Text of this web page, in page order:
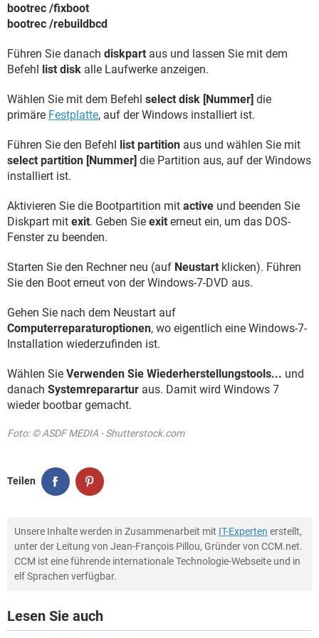
bootrec /fixboot
bootrec /rebuildbcd
Führen Sie danach diskpart aus und lassen Sie mit dem
Befehl list disk alle Laufwerke anzeigen.
Wählen Sie mit dem Befehl select disk [Nummer] die
primäre Festplatte, auf der Windows installiert ist.
Führen Sie den Befehl list partition aus und wählen Sie mit
select partition [Nummer] die Partition aus, auf der Windows
installiert ist.
Aktivieren Sie die Bootpartition mit active und beenden Sie
Diskpart mit exit. Geben Sie exit erneut ein, um das DOS-
Fenster zu beenden.
Starten Sie den Rechner neu (auf Neustart klicken). Führen
Sie den Boot erneut von der Windows-7-DVD aus.
Gehen Sie nach dem Neustart auf
Computerreparaturoptionen, wo eigentlich eine Windows-7-
Installation wiederzufinden ist.
Wählen Sie Verwenden Sie Wiederherstellungstools... und
danach Systemreparartur aus. Damit wird Windows 7
wieder bootbar gemacht.
Foto: © ASDF MEDIA - Shutterstock.com
Teilen
Unsere Inhalte werden in Zusammenarbeit mit IT-Experten erstellt,
unter der Leitung von Jean-François Pillou, Gründer von CCM.net.
CCM ist eine führende internationale Technologie-Webseite und in
elf Sprachen verfügbar.
Lesen Sie auch